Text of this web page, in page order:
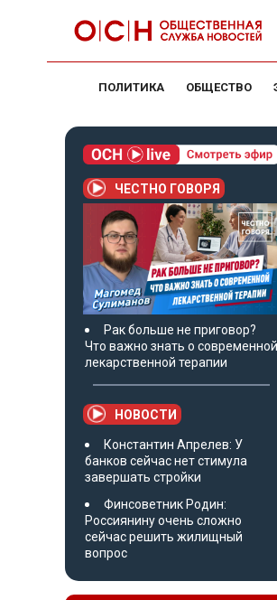
ПОЛИТИКА ОБЩЕСТВО
ЧЕСТНО ГОВОРЯ
Рак больше не приговор?
Что важно знать о современной
лекарственной терапии
НОВОСТИ
Константин Апрелев: У
банков сейчас нет стимула
завершать стройки
Финсоветник Родин:
Россиянину очень сложно
сейчас решить жилищный
вопрос